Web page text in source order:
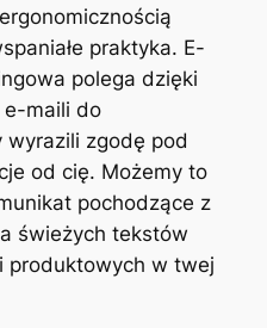
praktyka. E-
polega dzięki
e-maili do
zgodę pod
od cię. Możemy to
pochodzące z
świeżych tekstów
produktowych w twej